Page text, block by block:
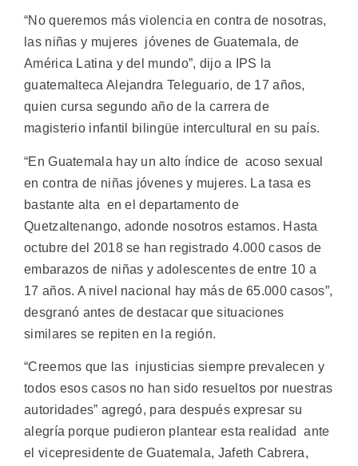
“No queremos más violencia en contra de nosotras,
las niñas y mujeres jóvenes de Guatemala, de
América Latina y del mundo”, dijo a IPS la
guatemalteca Alejandra Teleguario, de 17 años,
quien cursa segundo año de la carrera de
magisterio infantil bilingüe intercultural en su país.
“En Guatemala hay un alto índice de acoso sexual
en contra de niñas jóvenes y mujeres. La tasa es
bastante alta en el departamento de
Quetzaltenango, adonde nosotros estamos. Hasta
octubre del 2018 se han registrado 4.000 casos de
embarazos de niñas y adolescentes de entre 10 a
17 años. A nivel nacional hay más de 65.000 casos”,
desgranó antes de destacar que situaciones
similares se repiten en la región.
“Creemos que las injusticias siempre prevalecen y
todos esos casos no han sido resueltos por nuestras
autoridades” agregó, para después expresar su
alegría porque pudieron plantear esta realidad ante
el vicepresidente de Guatemala, Jafeth Cabrera,